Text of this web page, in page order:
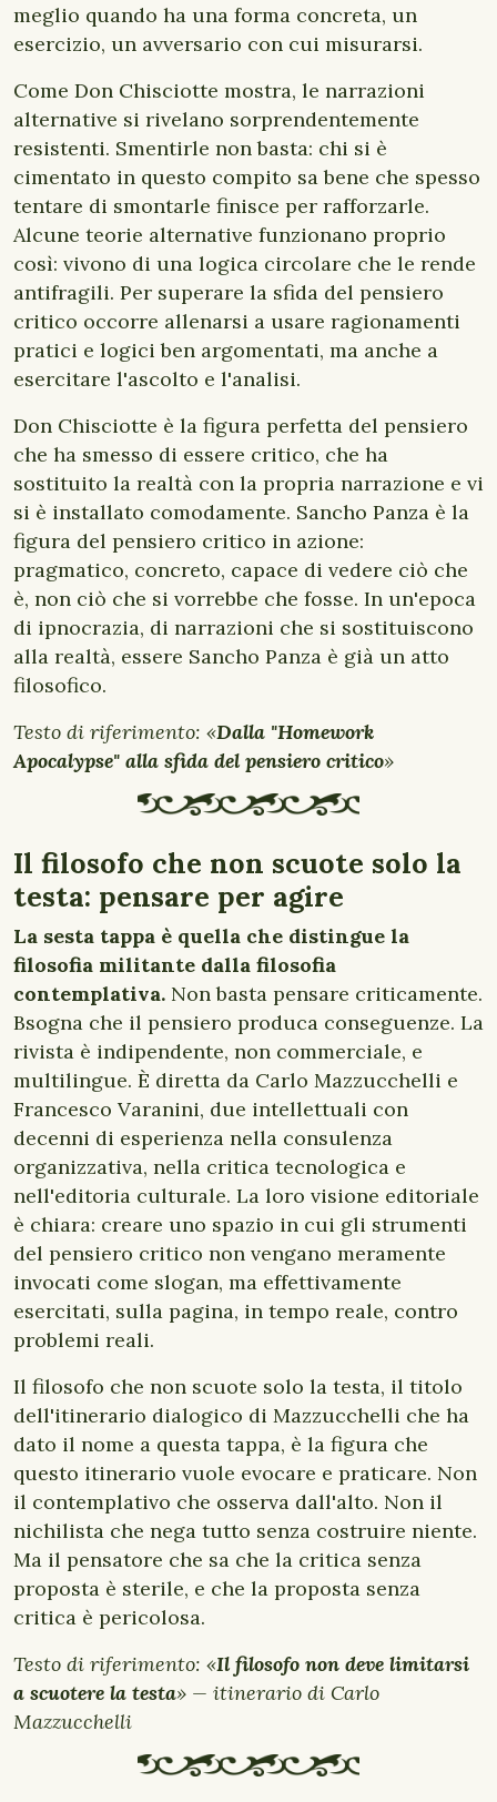
meglio quando ha una forma concreta, un
esercizio, un avversario con cui misurarsi.
Come Don Chisciotte mostra, le narrazioni
alternative si rivelano sorprendentemente
resistenti. Smentirle non basta: chi si è
cimentato in questo compito sa bene che spesso
tentare di smontarle finisce per rafforzarle.
Alcune teorie alternative funzionano proprio
così: vivono di una logica circolare che le rende
antifragili. Per superare la sfida del pensiero
critico occorre allenarsi a usare ragionamenti
pratici e logici ben argomentati, ma anche a
esercitare l'ascolto e l'analisi.
Don Chisciotte è la figura perfetta del pensiero
che ha smesso di essere critico, che ha
sostituito la realtà con la propria narrazione e vi
si è installato comodamente. Sancho Panza è la
figura del pensiero critico in azione:
pragmatico, concreto, capace di vedere ciò che
è, non ciò che si vorrebbe che fosse. In un'epoca
di ipnocrazia, di narrazioni che si sostituiscono
alla realtà, essere Sancho Panza è già un atto
filosofico.
Testo di riferimento: «Dalla "Homework
Apocalypse" alla sfida del pensiero critico»
Il filosofo che non scuote solo la
testa: pensare per agire
La sesta tappa è quella che distingue la
filosofia militante dalla filosofia
contemplativa. Non basta pensare criticamente.
Bsogna che il pensiero produca conseguenze. La
rivista è indipendente, non commerciale, e
multilingue. È diretta da Carlo Mazzucchelli e
Francesco Varanini, due intellettuali con
decenni di esperienza nella consulenza
organizzativa, nella critica tecnologica e
nell'editoria culturale. La loro visione editoriale
è chiara: creare uno spazio in cui gli strumenti
del pensiero critico non vengano meramente
invocati come slogan, ma effettivamente
esercitati, sulla pagina, in tempo reale, contro
problemi reali.
Il filosofo che non scuote solo la testa, il titolo
dell'itinerario dialogico di Mazzucchelli che ha
dato il nome a questa tappa, è la figura che
questo itinerario vuole evocare e praticare. Non
il contemplativo che osserva dall'alto. Non il
nichilista che nega tutto senza costruire niente.
Ma il pensatore che sa che la critica senza
proposta è sterile, e che la proposta senza
critica è pericolosa.
Testo di riferimento: «Il filosofo non deve limitarsi
a scuotere la testa» — itinerario di Carlo
Mazzucchelli